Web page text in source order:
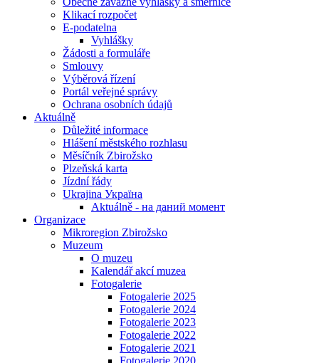
Klikací rozpočet
E-podatelna
Vyhlášky
Žádosti a formuláře
Smlouvy
Výběrová řízení
Portál veřejné správy
Ochrana osobních údajů
Aktuálně
Důležité informace
Hlášení městského rozhlasu
Měsíčník Zbirožsko
Plzeňská karta
Jízdní řády
Ukrajina Україна
Aktuálně - на даний момент
Organizace
Mikroregion Zbirožsko
Muzeum
O muzeu
Kalendář akcí muzea
Fotogalerie
Fotogalerie 2025
Fotogalerie 2024
Fotogalerie 2023
Fotogalerie 2022
Fotogalerie 2021
Fotogalerie 2020